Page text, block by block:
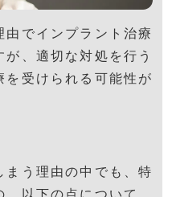
由でインプラント治療
、適切な対処を行う
を受けられる可能性が
まう理由の中でも、特